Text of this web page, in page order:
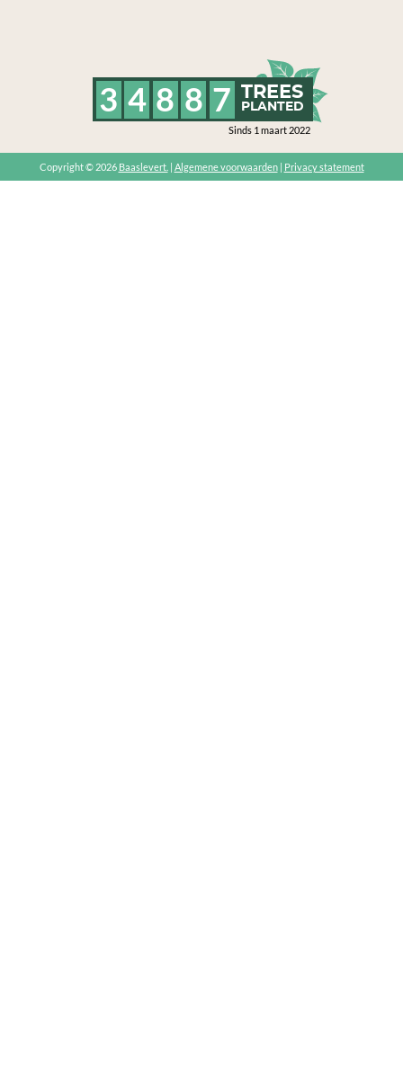
3 4 8 8 7 TREES
PLANTED
Sinds 1 maart 2022
Copyright © 2026 Baaslevert. Algemene voorwaarden| Privacy statement